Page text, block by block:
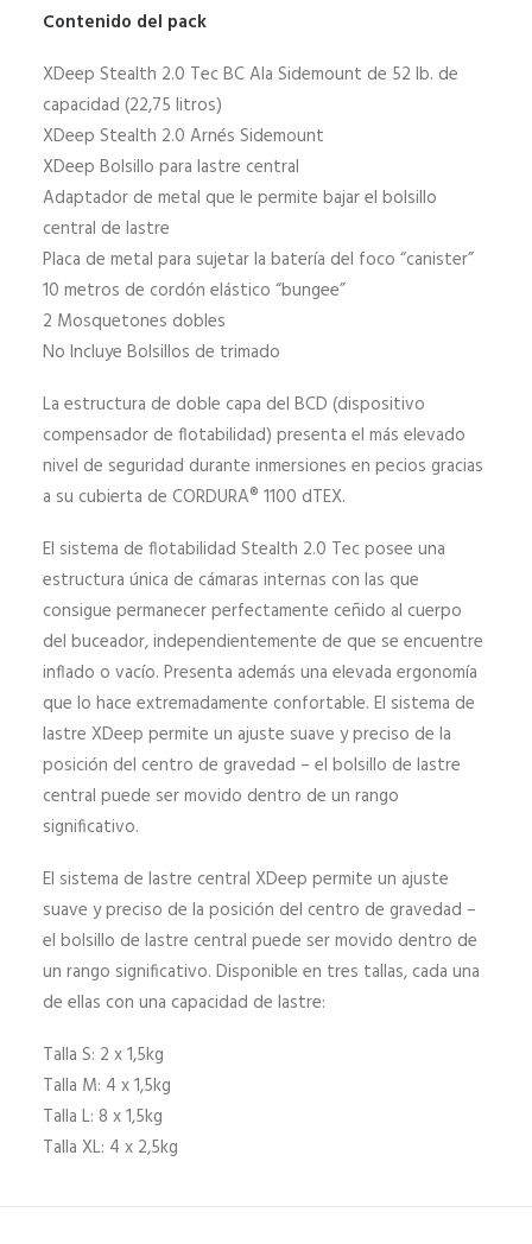
Contenido del pack
XDeep Stealth 2.0 Tec BC Ala Sidemount de 52 lb. de
capacidad (22,75 litros)
XDeep Stealth 2.0 Arnés Sidemount
XDeep Bolsillo para lastre central
Adaptador de metal que le permite bajar el bolsillo
central de lastre
Placa de metal para sujetar la batería del foco “canister”
10 metros de cordón elástico “bungee”
2 Mosquetones dobles
No Incluye Bolsillos de trimado
La estructura de doble capa del BCD (dispositivo
compensador de flotabilidad) presenta el más elevado
nivel de seguridad durante inmersiones en pecios gracias
a su cubierta de CORDURA® 1100 dTEX.
El sistema de flotabilidad Stealth 2.0 Tec posee una
estructura única de cámaras internas con las que
consigue permanecer perfectamente ceñido al cuerpo
del buceador, independientemente de que se encuentre
inflado o vacío. Presenta además una elevada ergonomía
que lo hace extremadamente confortable. El sistema de
lastre XDeep permite un ajuste suave y preciso de la
posición del centro de gravedad – el bolsillo de lastre
central puede ser movido dentro de un rango
significativo.
El sistema de lastre central XDeep permite un ajuste
suave y preciso de la posición del centro de gravedad –
el bolsillo de lastre central puede ser movido dentro de
un rango significativo. Disponible en tres tallas, cada una
de ellas con una capacidad de lastre:
Talla S: 2 x 1,5kg
Talla M: 4 x 1,5kg
Talla L: 8 x 1,5kg
Talla XL: 4 x 2,5kg